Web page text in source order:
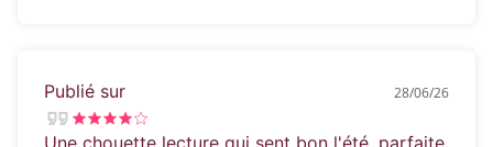
Publié sur 28/06/26